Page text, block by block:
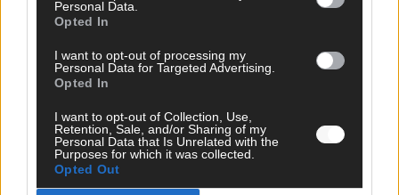
Personal Data.
Opted In
I want to opt-out of processing my
Personal Data for Targeted Advertising.
Opted In
I want to opt-out of Collection, Use,
Retention, Sale, and/or Sharing of my
Personal Data that Is Unrelated with the
Purposes for which it was collected.
Opted Out
Nachrichten
Wirtschaft
Ratgeber
Kommentar
Streams & Storys
Eurovision